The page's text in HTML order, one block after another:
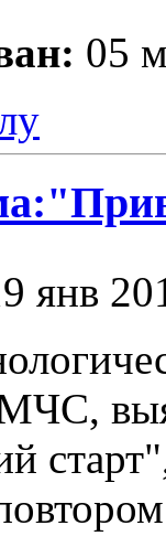
05
янв